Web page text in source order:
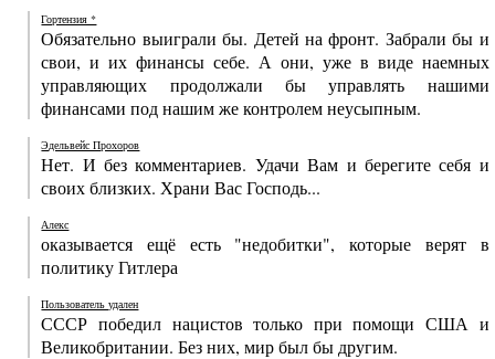
Гортензия *
Обязательно выиграли бы. Детей на фронт. Забрали бы и
свои, и их финансы себе. А они, уже в виде наемных
управляющих продолжали бы управлять нашими
финансами под нашим же контролем неусыпным.
Эдельвейс Прохоров
Нет. И без комментариев. Удачи Вам и берегите себя и
своих близких. Храни Вас Господь...
Алекс
оказывается ещё есть "недобитки", которые верят в
политику Гитлера
Пользователь удален
СССР победил нацистов только при помощи США и
Великобритании. Без них, мир был бы другим.